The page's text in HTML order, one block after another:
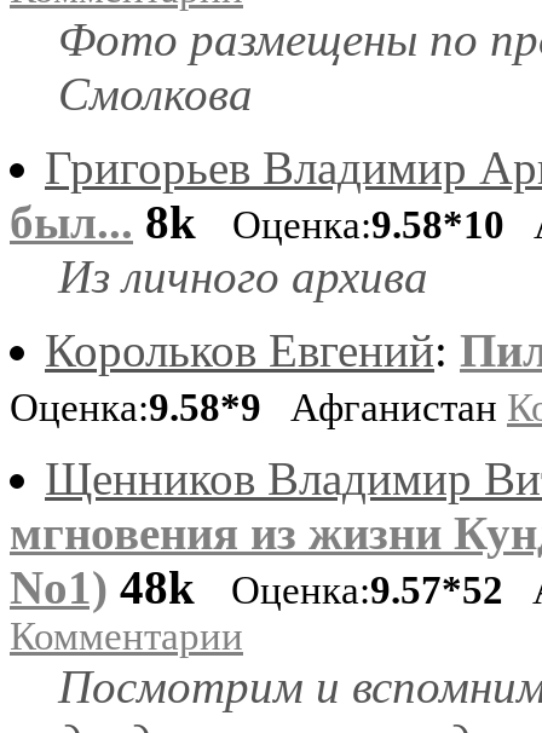
Фото размещены по
Смолкова
Григорьев Владимир
был... 8k Оценка:9.58*10
Из личного архива
Корольков Евгений:
Оценка:9.58*9 Афганистан
Щенников Владимир
мгновения из жизни
No1) 48k Оценка:9.57*52
Комментарии
Посмотрим и